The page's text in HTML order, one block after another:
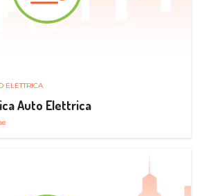
ELETTRICA
Auto Elettrica